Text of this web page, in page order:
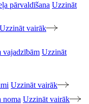
pārvaldīšana Uzzināt
Uzzināt vairāk
vajadzībām Uzzināt
Uzzināt vairāk
noma Uzzināt vairāk